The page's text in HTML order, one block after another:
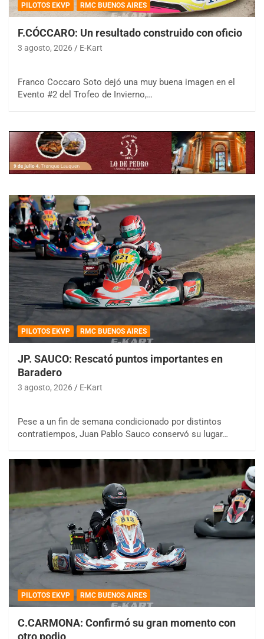
PILOTOS EKVP RMC BUENOS AIRES
F.CÓCCARO: Un resultado construido con oficio
3 agosto, 2026 E-Kart
Franco Coccaro Soto dejó una muy buena imagen en el
Evento #2 del Trofeo de Invierno,…
PILOTOS EKVP RMC BUENOS AIRES
JP. SAUCO: Rescató puntos importantes en
Baradero
3 agosto, 2026 E-Kart
Pese a un fin de semana condicionado por distintos
contratiempos, Juan Pablo Sauco conservó su lugar…
PILOTOS EKVP RMC BUENOS AIRES
C.CARMONA: Confirmó su gran momento con
otro podio